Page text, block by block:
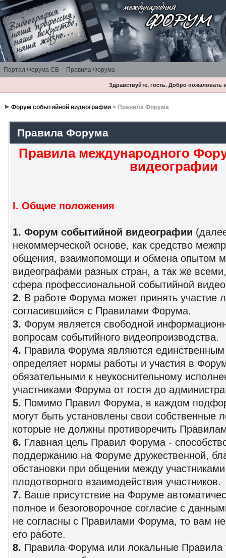
Портал Форума СВ Правила Форума
Здравствуйте, гость. Добро
Форум событийной видеографии> Правила Форума
Правила Форума
Правила международного
видеографии
I. Общие положения
1. Форум событийной видеографии
некоммерческой основе, как средство
общения, взаимопомощи и обмена опытом
видеографами разных стран, а так же всеми,
сфера профессиональной событийной
2. В работе Форума может принять участие
согласившийся с Правилами Форума.
3. Форум является свободной
вопросам событийного видеопроизводства.
4. Правила Форума являются
определяет нормы работы и участия в
обязательными к неукоснительному
участниками Форума от гостя до
5. Помимо Правил Форума, в каждом
могут быть установлены свои собственные
которые не должны противоречить
6. Главная цель Правил Форума -
поддержанию на Форуме дружественной,
обстановки при общении между
плодотворного взаимодействия участников.
7. Ваше присутствие на Форуме
полное и безоговорочное согласие с
не согласны с Правилами Форума, то вам не
его работе.
8. Правила Форума или локальные Правила